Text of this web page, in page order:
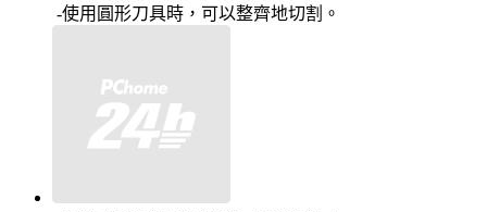
-使用圓形刀具時，可以整齊地切割。